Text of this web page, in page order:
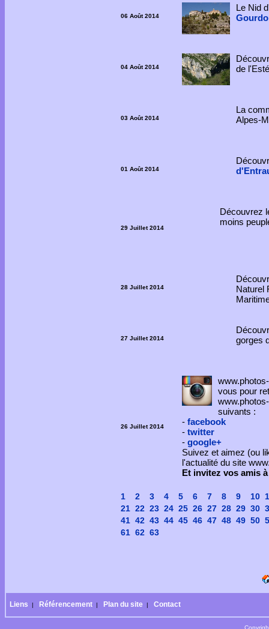
06 Août 2014
Le Nid
04 Août 2014
de
03 Août 2014
La
Alpes-
01 Août 2014
29 Juillet 2014
Découvrez
moins
28 Juillet 2014
Naturel
27 Juillet 2014
gorges
26 Juillet 2014
vous pour
suivants :
- facebook
- twitter
- google+
Suivez et aimez (ou
l'actualité du site
Et invitez vos amis
1 2 3 4 5 6 7 8 9 10
21 22 23 24 25 26 27 28 29 30
41 42 43 44 45 46 47 48 49 50
61 62 63
Liens | Référencement | Plan du site | Contact